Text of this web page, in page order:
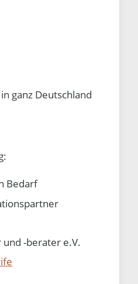
ganz Deutschland
Bedarf
-berater e.V.